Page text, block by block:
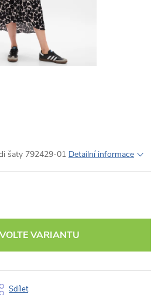
šaty 792429-01 Detailní informace
VARIANTU
Sdílet